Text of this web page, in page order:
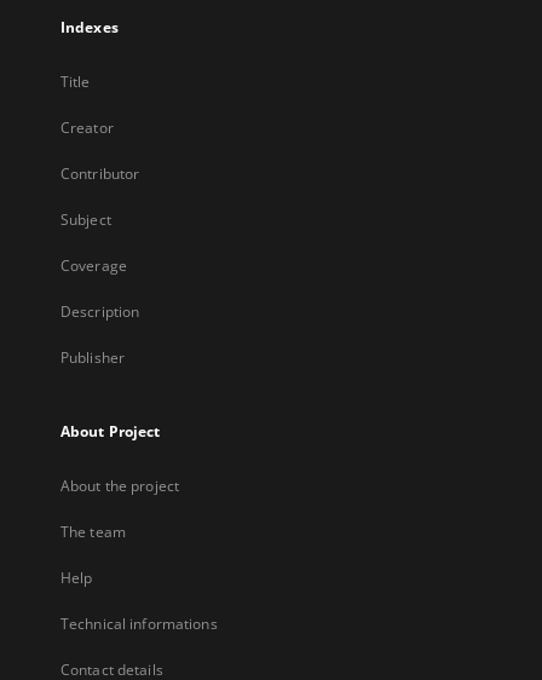
Indexes
Title
Creator
Contributor
Subject
Coverage
Description
Publisher
About Project
About the project
The team
Help
Technical informations
Contact details